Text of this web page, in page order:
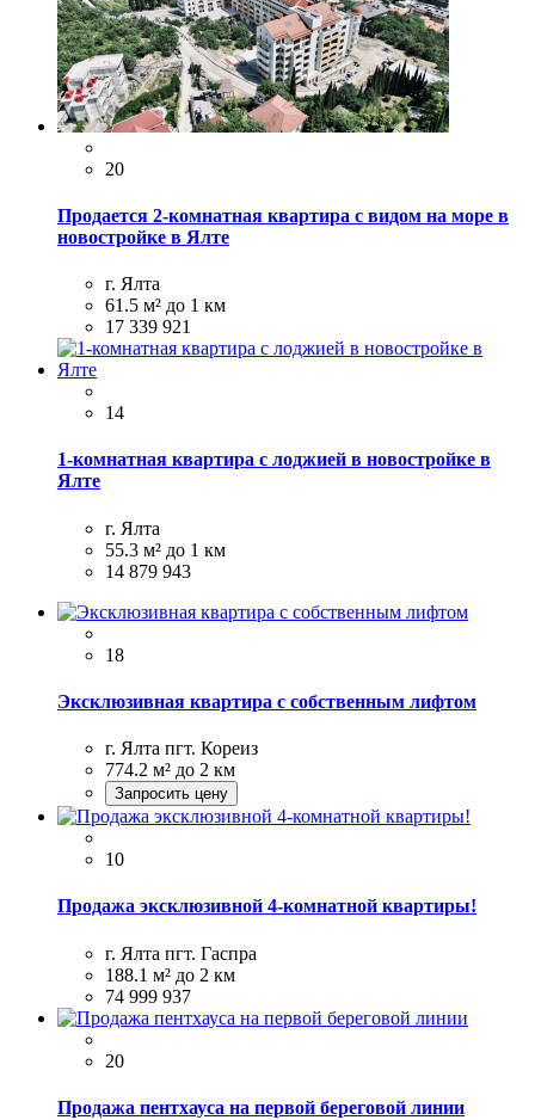
20
Продается 2-комнатная квартира с видом на море в
новостройке в Ялте
г. Ялта
61.5 м² до 1 км
17 339 921
14
1-комнатная квартира с лоджией в новостройке в
Ялте
г. Ялта
55.3 м² до 1 км
14 879 943
18
Эксклюзивная квартира с собственным лифтом
г. Ялта пгт. Кореиз
774.2 м² до 2 км
Запросить цену
10
Продажа эксклюзивной 4-комнатной квартиры!
г. Ялта пгт. Гаспра
188.1 м² до 2 км
74 999 937
20
Продажа пентхауса на первой береговой линии